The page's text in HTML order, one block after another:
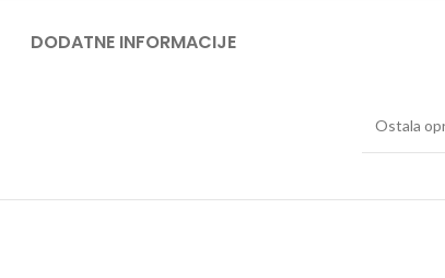
DODATNE INFORMACIJE
Ostala